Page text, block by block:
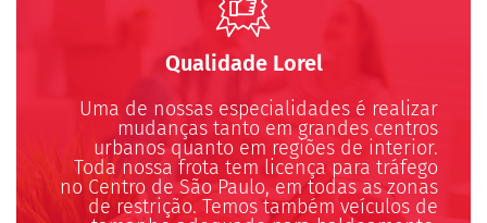
Qualidade Lorel
Uma de nossas especialidades é realizar
mudanças tanto em grandes centros
urbanos quanto em regiões de interior.
Toda nossa frota tem licença para tráfego
no Centro de São Paulo, em todas as zonas
de restrição. Temos também veículos de